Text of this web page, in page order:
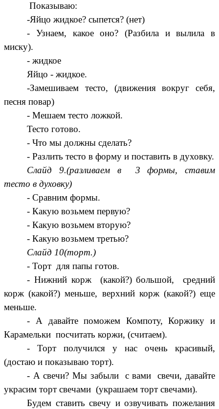
Показываю:
-Яйцо жидкое? сыпется? (нет)
- Узнаем, какое оно? (Разбила и вылила в
миску).
- жидкое
Яйцо - жидкое.
-Замешиваем тесто, (движения вокруг себя,
песня повар)
- Мешаем тесто ложкой.
Тесто готово.
- Что мы должны сделать?
- Разлить тесто в форму и поставить в духовку.
Слайд 9.(разливаем в 3 формы, ставим
тесто в духовку)
- Сравним формы.
- Какую возьмем первую?
- Какую возьмем вторую?
- Какую возьмем третью?
Слайд 10(торт.)
- Торт для папы готов.
- Нижний корж (какой?) большой, средний
корж (какой?) меньше, верхний корж (какой?) еще
меньше.
- А давайте поможем Компоту, Коржику и
Карамельки посчитать коржи, (считаем).
- Торт получился у нас очень красивый,
(достаю и показываю торт).
- А свечи? Мы забыли с вами свечи, давайте
украсим торт свечами (украшаем торт свечами).
Будем ставить свечу и озвучивать пожелания